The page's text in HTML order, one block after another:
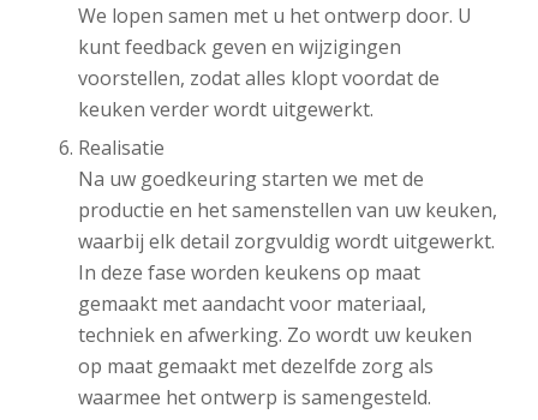
We lopen samen met u het ontwerp door. U
kunt feedback geven en wijzigingen
voorstellen, zodat alles klopt voordat de
keuken verder wordt uitgewerkt.
Realisatie
Na uw goedkeuring starten we met de
productie en het samenstellen van uw keuken,
waarbij elk detail zorgvuldig wordt uitgewerkt.
In deze fase worden keukens op maat
gemaakt met aandacht voor materiaal,
techniek en afwerking. Zo wordt uw keuken
op maat gemaakt met dezelfde zorg als
waarmee het ontwerp is samengesteld.